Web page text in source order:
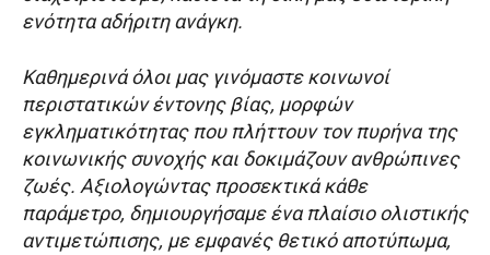
ενότητα αδήριτη ανάγκη.
Καθημερινά όλοι μας γινόμαστε κοινωνοί
περιστατικών έντονης βίας, μορφών
εγκληματικότητας που πλήττουν τον πυρήνα της
κοινωνικής συνοχής και δοκιμάζουν ανθρώπινες
ζωές. Αξιολογώντας προσεκτικά κάθε
παράμετρο, δημιουργήσαμε ένα πλαίσιο ολιστικής
αντιμετώπισης, με εμφανές θετικό αποτύπωμα,